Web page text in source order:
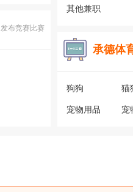
发布竞赛比赛
其他兼职
承德体
狗狗 猫
宠物用品 宠